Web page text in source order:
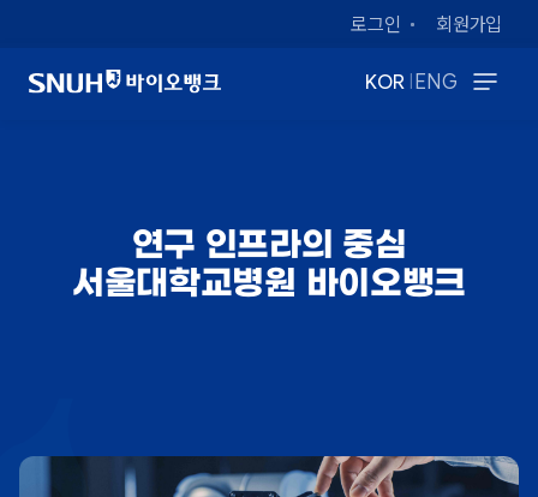
로그인 회원가입
KOR | ENG
연구 인프라의 중심
서울대학교병원 바이오뱅크